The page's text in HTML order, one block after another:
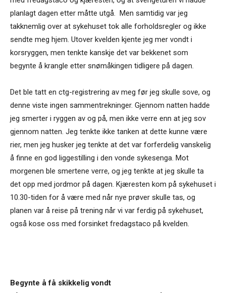
planlagt dagen etter måtte utgå. Men samtidig var jeg
takknemlig over at sykehuset tok alle forholdsregler og ikke
sendte meg hjem. Utover kvelden kjente jeg mer vondt i
korsryggen, men tenkte kanskje det var bekkenet som
begynte å krangle etter snømåkingen tidligere på dagen.
Det ble tatt en ctg-registrering av meg før jeg skulle sove, og
denne viste ingen sammentrekninger. Gjennom natten hadde
jeg smerter i ryggen av og på, men ikke verre enn at jeg sov
gjennom natten. Jeg tenkte ikke tanken at dette kunne være
rier, men jeg husker jeg tenkte at det var forferdelig vanskelig
å finne en god liggestilling i den vonde sykesenga. Mot
morgenen ble smertene verre, og jeg tenkte at jeg skulle ta
det opp med jordmor på dagen. Kjæresten kom på sykehuset i
10.30-tiden for å være med når nye prøver skulle tas, og
planen var å reise på trening når vi var ferdig på sykehuset,
også kose oss med forsinket fredagstaco på kvelden.
Begynte å få skikkelig vondt